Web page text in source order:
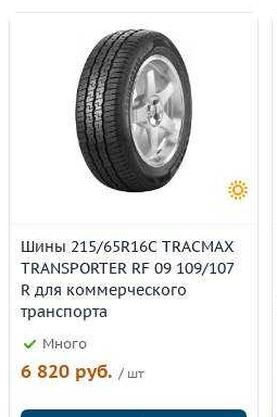
Шины 215/65R16C TRACMAX
TRANSPORTER RF 09 109/107
R для коммерческого
транспорта
Много
6 820 руб. / шт